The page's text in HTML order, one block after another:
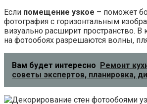
Если помещение узкое – поможет
фотография с горизонтальным
визуально расширит пространство. В
на фотообоях разрешаются волны,
Вам будет интересно
Ремонт
советы экспертов, планировка,